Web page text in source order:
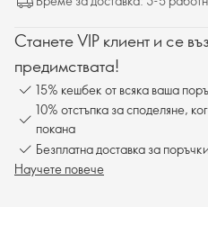
Станете VIP клиент и се
предимствата!
15% кешбек от всяка ваша
10% отстъпка за споделяне,
покана
Безплатна доставка за
Научете повече